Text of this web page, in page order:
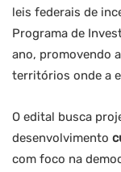
leis federais de
Programa de
ano, promovendo
territórios onde a
O edital busca
desenvolvimento
com foco na